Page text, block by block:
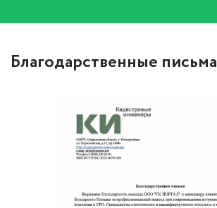
Благодарственные письма